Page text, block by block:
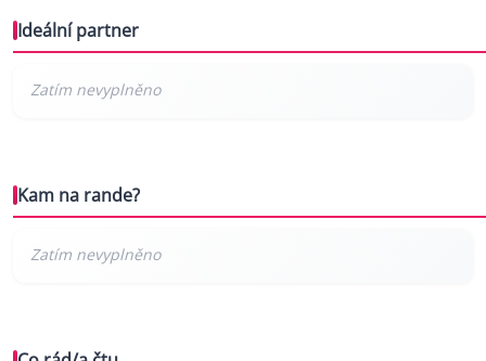
Ideální partner
Kam na rande?